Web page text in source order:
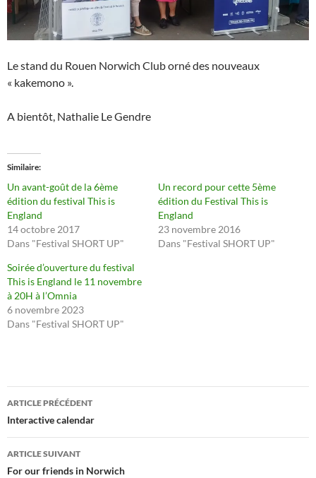
Le stand du Rouen Norwich Club orné des nouveaux
« kakemono ».
A bientôt, Nathalie Le Gendre
Similaire
Un avant-goût de la 6ème
édition du festival This is
England
14 octobre 2017
Dans "Festival SHORT UP"
Un record pour cette 5ème
édition du Festival This is
England
23 novembre 2016
Dans "Festival SHORT UP"
Soirée d’ouverture du festival
This is England le 11 novembre
à 20H à l’Omnia
6 novembre 2023
Dans "Festival SHORT UP"
Navigation
des
articles
ARTICLE PRÉCÉDENT
Interactive calendar
ARTICLE SUIVANT
For our friends in Norwich